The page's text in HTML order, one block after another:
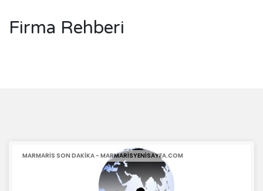
Firma Rehberi
MARMARIS SON DAKIKA - MARMARISYENISAYFA.COM